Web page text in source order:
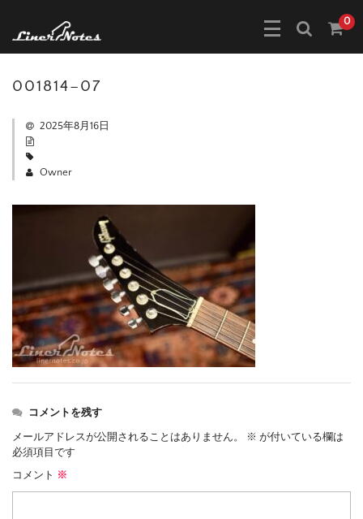
0
001814–07
2025年8月16日
Owner
コメントを残す
メールアドレスが公開されることはありません。 ※ が付いている欄は
必須項目です
コメント ※